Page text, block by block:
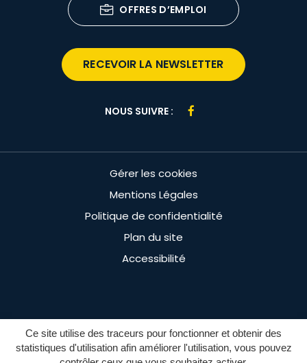
Ce site utilise des traceurs pour fonctionner et obtenir des
statistiques d'utilisation afin améliorer l'utilisation, vous pouvez
OFFRES D’EMPLOI
RECEVOIR LA NEWSLETTER
NOUS SUIVRE :
Gérer les cookies
Mentions Légales
Politique de confidentialité
Plan du site
Accessibilité